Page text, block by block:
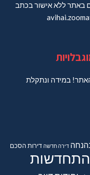
באתר ללא אישור בכתב
במידה ונתקלת
דירה חדשה דירותהסכם
התחדשות